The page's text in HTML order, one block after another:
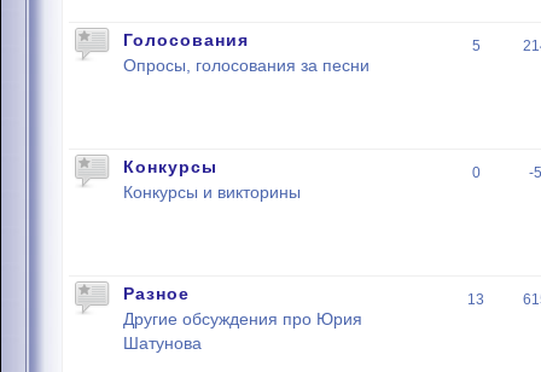
Голосования
Опросы, голосования за песни
5
Конкурсы
Конкурсы и викторины
0 -
Разное
Другие обсуждения про Юрия
Шатунова
13